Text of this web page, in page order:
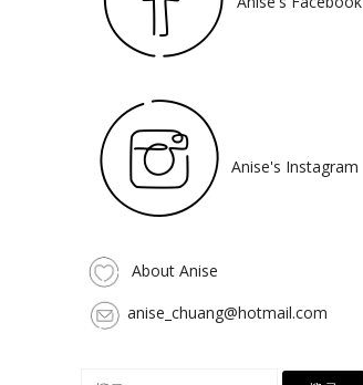
Anise's Instagram
About Anise
anise_chuang@hotmail.com